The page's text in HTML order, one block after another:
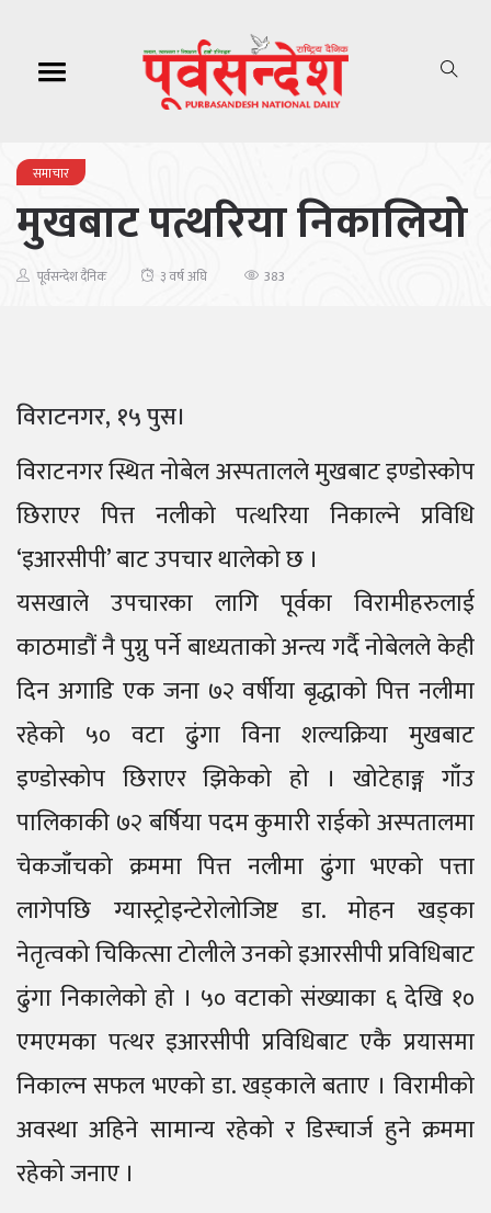
समाचार
मुखबाट पत्थरिया निकालियो
पूर्वसन्देश दैनिक ३ वर्ष अघि 383
विराटनगर, १५ पुस।
विराटनगर स्थित नोबेल अस्पतालले मुखबाट इण्डोस्कोप
छिराएर पित्त नलीको पत्थरिया निकाल्ने प्रविधि
‘इआरसीपी’ बाट उपचार थालेको छ ।
यसखाले उपचारका लागि पूर्वका विरामीहरुलाई
काठमाडौं नै पुग्नु पर्ने बाध्यताको अन्त्य गर्दै नोबेलले केही
दिन अगाडि एक जना ७२ वर्षीया बृद्धाको पित्त नलीमा
रहेको ५० वटा ढुंगा विना शल्यक्रिया मुखबाट
इण्डोस्कोप छिराएर झिकेको हो । खोटेहाङ्ग गाँउ
पालिकाकी ७२ बर्षिया पदम कुमारी राईको अस्पतालमा
चेकजाँचको क्रममा पित्त नलीमा ढुंगा भएको पत्ता
लागेपछि ग्यास्ट्रोइन्टेरोलोजिष्ट डा. मोहन खड्का
नेतृत्वको चिकित्सा टोलीले उनको इआरसीपी प्रविधिबाट
ढुंगा निकालेको हो । ५० वटाको संख्याका ६ देखि १०
एमएमका पत्थर इआरसीपी प्रविधिबाट एकै प्रयासमा
निकाल्न सफल भएको डा. खड्काले बताए । विरामीको
अवस्था अहिने सामान्य रहेको र डिस्चार्ज हुने क्रममा
रहेको जनाए ।